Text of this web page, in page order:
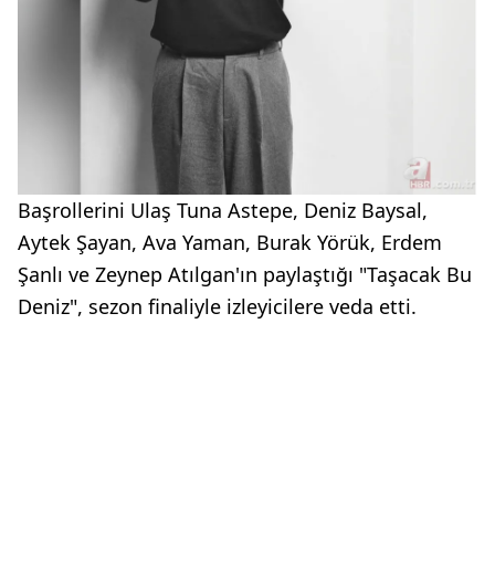
Başrollerini Ulaş Tuna Astepe, Deniz Baysal,
Aytek Şayan, Ava Yaman, Burak Yörük, Erdem
Şanlı ve Zeynep Atılgan'ın paylaştığı "Taşacak Bu
Deniz", sezon finaliyle izleyicilere veda etti.